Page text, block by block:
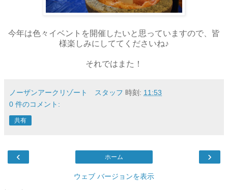
今年は色々イベントを開催したいと思っていますので、皆
様楽しみにしててくださいね♪
それではまた！
ノーザンアークリゾート スタッフ 時刻: 11:53
0 件のコメント:
共有
‹ ›
ホーム
ウェブ バージョンを表示